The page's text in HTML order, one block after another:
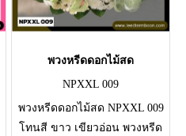
พวงหรีดดอกไม้สด
NPXXL 009
พวงหรีดดอกไม้สด NPXXL 009
โทนสี ขาว เขียวอ่อน พวงหรีด